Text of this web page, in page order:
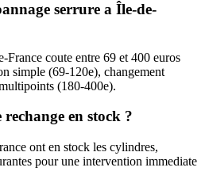
serrure a Île-de-
France coute entre 69 et 400 euros
simple (69-120e), changement
(180-400e).
rechange en stock ?
ont en stock les cylindres,
pour une intervention immediate